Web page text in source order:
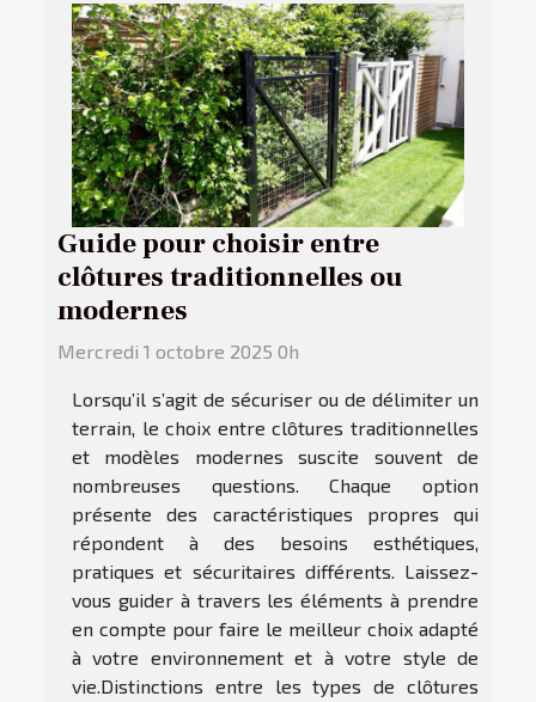
Guide pour choisir entre
clôtures traditionnelles ou
modernes
Mercredi 1 octobre 2025 0h
Lorsqu’il s’agit de sécuriser ou de délimiter un
terrain, le choix entre clôtures traditionnelles
et modèles modernes suscite souvent de
nombreuses questions. Chaque option
présente des caractéristiques propres qui
répondent à des besoins esthétiques,
pratiques et sécuritaires différents. Laissez-
vous guider à travers les éléments à prendre
en compte pour faire le meilleur choix adapté
à votre environnement et à votre style de
vie.Distinctions entre les types de clôtures